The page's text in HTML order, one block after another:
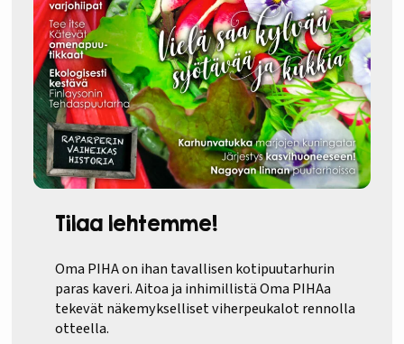
Tilaa lehtemme!
Oma PIHA on ihan tavallisen kotipuutarhurin
paras kaveri. Aitoa ja inhimillistä Oma PIHAa
tekevät näkemykselliset viherpeukalot rennolla
otteella.